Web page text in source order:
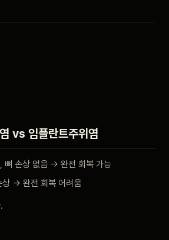
vs 임플란트주위염
뼈 손상 없음 → 완전 회복 가능
상 → 완전 회복 어려움